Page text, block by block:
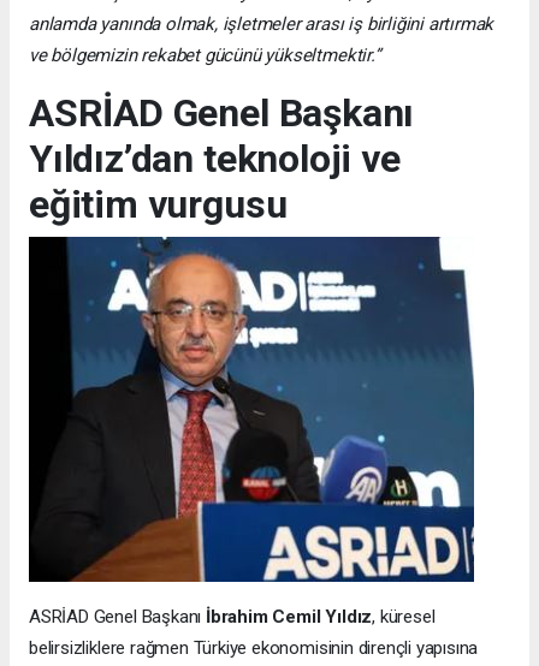
anlamda yanında olmak, işletmeler arası iş birliğini artırmak
ve bölgemizin rekabet gücünü yükseltmektir.”
ASRİAD Genel Başkanı
Yıldız’dan teknoloji ve
eğitim vurgusu
ASRİAD Genel Başkanı İbrahim Cemil Yıldız, küresel
belirsizliklere rağmen Türkiye ekonomisinin dirençli yapısına